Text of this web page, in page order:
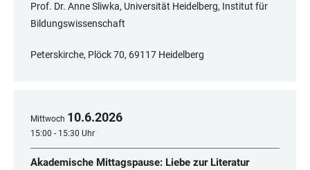
Prof. Dr. Anne Sliwka, Universität Heidelberg, Institut für
Bildungswissenschaft
Peterskirche, Plöck 70, 69117 Heidelberg
Mittwoch 10.6.2026
15:00 - 15:30 Uhr
Akademische Mittagspause: Liebe zur Literatur